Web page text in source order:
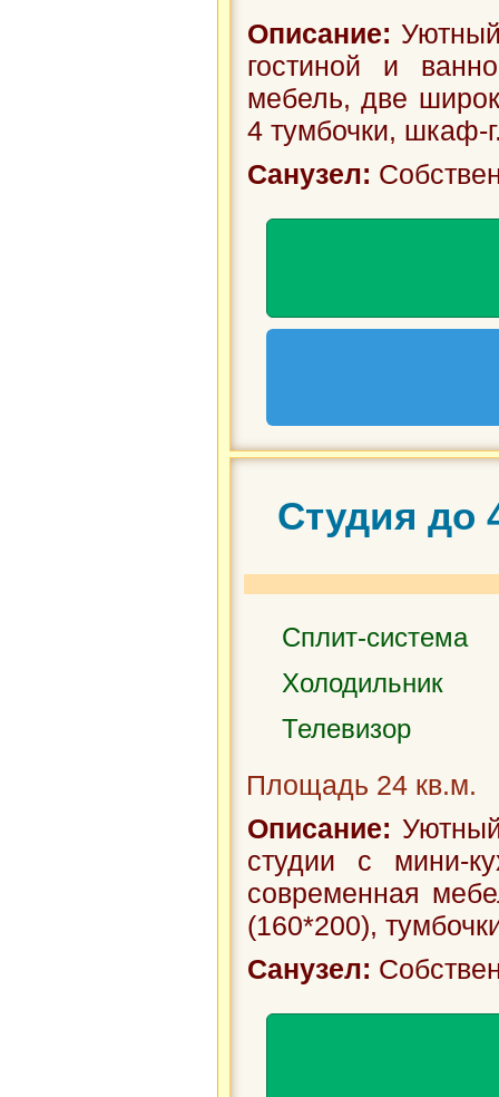
вокзала
Описание:
гостиной и
мебель, две
4 тумбочки, шкаф-
Санузел:
Студия до
Сплит-система
Холодильник
Телевизор
Площадь 24 кв.м.
Описание:
студии с мини-
современная
(160*200),
Санузел: